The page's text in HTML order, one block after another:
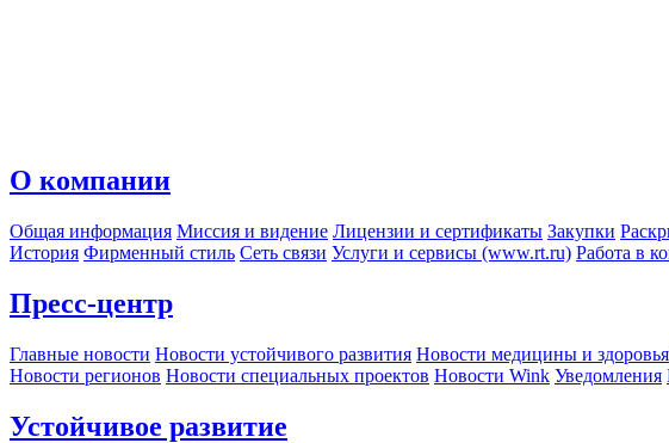
О компании
Общая информация Миссия и видение Лицензии и сертификаты Закупки
История Фирменный стиль Сеть связи Услуги и сервисы (www.rt.ru) Работа в
Пресс-центр
Главные новости Новости устойчивого развития Новости медицины и здоровья
Новости регионов Новости специальных проектов Новости Wink Уведомления
Устойчивое развитие